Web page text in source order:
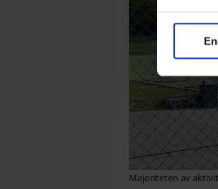
Majoriteten av